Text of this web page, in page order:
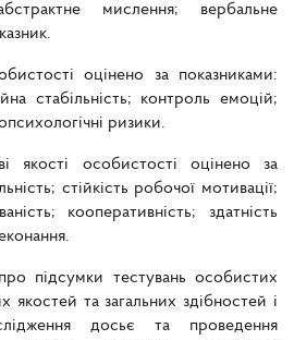
мислення; вербальне
оцінено за показниками:
стабільність; контроль емоцій;
ризики.
якості особистості оцінено за
стійкість робочої мотивації;
кооперативність; здатність
підсумки тестувань особистих
якостей та загальних здібностей і
досьє та проведення